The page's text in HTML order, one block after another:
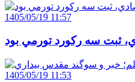
1405/05/19 11:57
ثبت سه رکورد تورمي بود
1405/05/19 11:53